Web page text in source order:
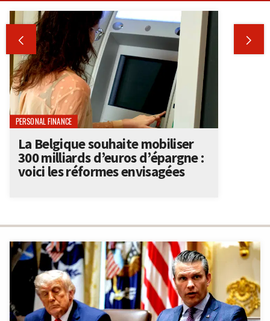
 
PERSONAL FINANCE
La Belgique souhaite mobiliser
300 milliards d’euros d’épargne :
voici les réformes envisagées